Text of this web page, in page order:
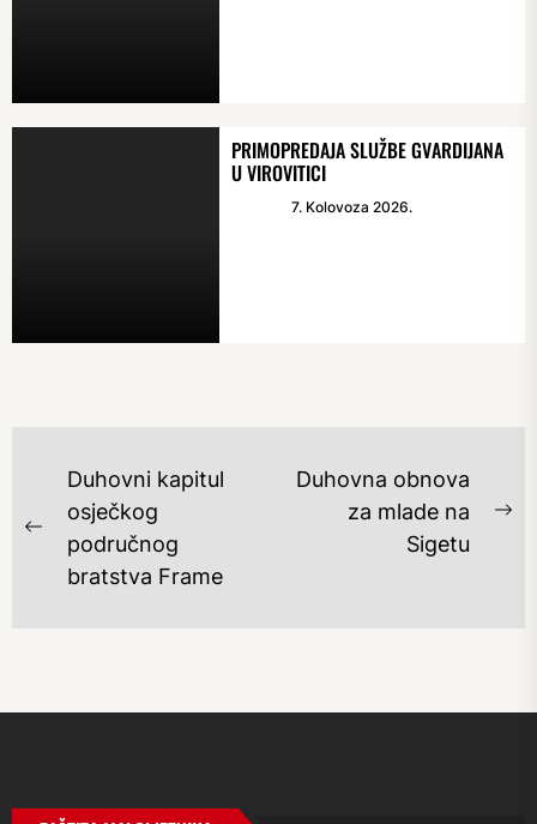
PRIMOPREDAJA SLUŽBE GVARDIJANA
U VIROVITICI
7. Kolovoza 2026.
NAVIGACIJA
OBJAVA
Previous
post:
Duhovni kapitul
osječkog
područnog
bratstva Frame
Duhovna obnova
za mlade na
Sigetu